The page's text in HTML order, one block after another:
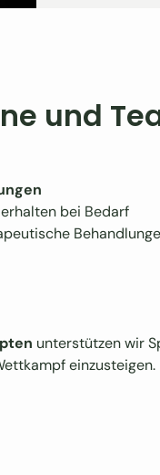
und
bei Bedarf
unterstützen wir
einzusteigen.